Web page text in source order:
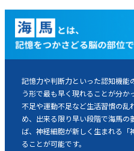
記憶力や判断力といった認知機能
う形で最も早く現れることが分か
不足や運動不足など生活習慣の乱
め、出来る限り早い段階で海馬の
ば、神経細胞が新しく生まれる
ることが可能です。